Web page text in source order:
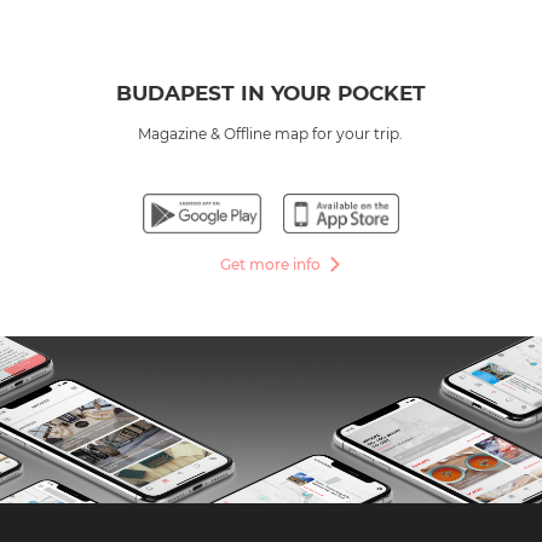
BUDAPEST IN YOUR POCKET
Magazine & Offline map for your trip.
Get more info